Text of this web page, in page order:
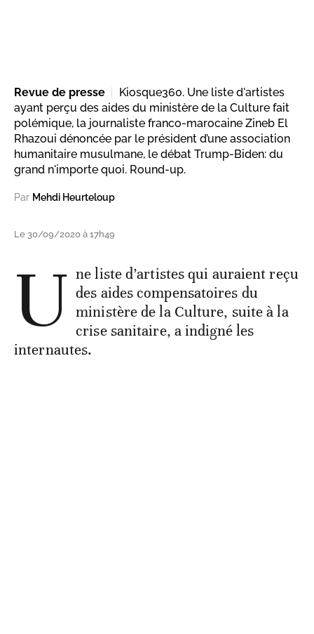
Revue de presse
Kiosque360. Une liste d'artistes
ayant perçu des aides du ministère de la Culture fait
polémique, la journaliste franco-marocaine Zineb El
Rhazoui dénoncée par le président d’une association
humanitaire musulmane, le débat Trump-Biden: du
grand n'importe quoi. Round-up.
Par Mehdi Heurteloup
Le 30/09/2020 à 17h49
U ne liste d’artistes qui auraient reçu
des aides compensatoires du
ministère de la Culture, suite à la
crise sanitaire, a indigné les
internautes.